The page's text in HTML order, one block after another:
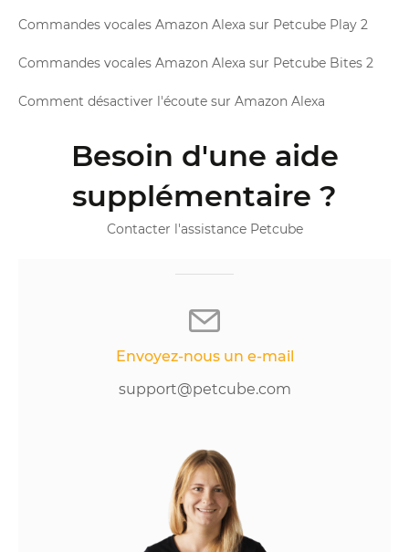
Commandes vocales Amazon Alexa sur Petcube Play 2
Commandes vocales Amazon Alexa sur Petcube Bites 2
Comment désactiver l'écoute sur Amazon Alexa
Besoin d'une aide
supplémentaire ?
Contacter l'assistance Petcube
Envoyez-nous un e-mail
support@petcube.com